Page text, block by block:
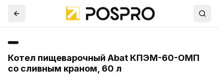
Котел пищеварочный Abat КПЭМ-60-ОМП
со сливным краном, 60 л